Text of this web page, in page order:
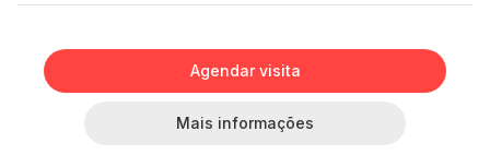
Agendar visita
Mais informações